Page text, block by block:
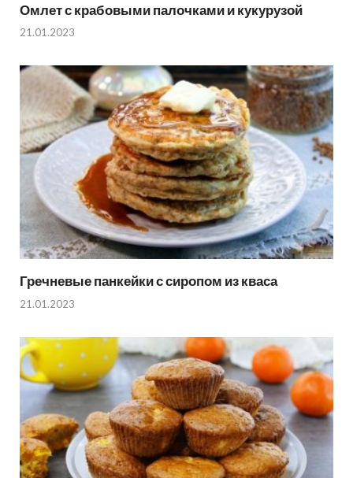
Омлет с крабовыми палочками и кукурузой
21.01.2023
Гречневые панкейки с сиропом из кваса
21.01.2023